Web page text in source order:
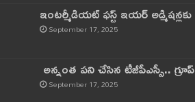
ఇంటర్మీడియట్ ఫస్ట్‌ ఇయర్‌
September 17, 2025
అన్నంత పని చేసిన టీజీపీఎస్సీ..
September 17, 2025